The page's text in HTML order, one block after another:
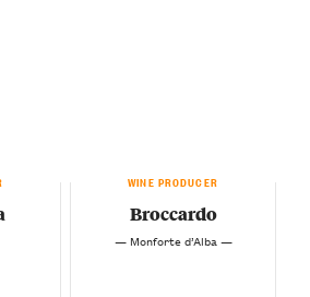
WINE PRODUCER
Broccardo
— Monforte d’Alba —